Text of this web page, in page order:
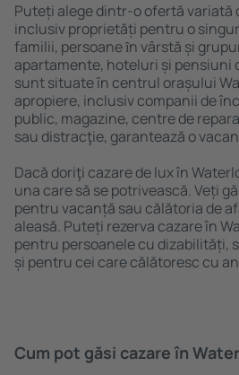
Puteți alege dintr-o ofertă variată
inclusiv proprietăți pentru o
familii, persoane ȋn vârstă și
apartamente, hoteluri și pensiuni
sunt situate în centrul orașului
apropiere, inclusiv companii de
public, magazine, centre de
sau distracţie, garantează o
Dacă doriţi cazare de lux în
una care să se potrivească. Veți
pentru vacanță sau călătoria de
aleasă. Puteți rezerva cazare în
pentru persoanele cu dizabilități,
și pentru cei care călătoresc cu
Cum pot găsi cazare în